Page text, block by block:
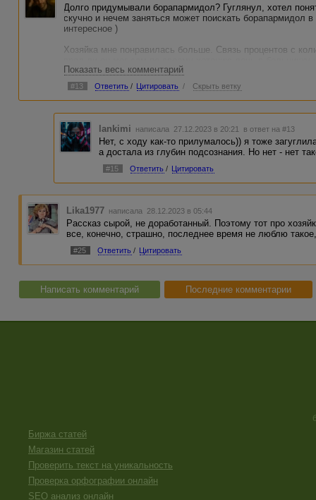
Долго придумывали борапармидол? Гуглянул, хотел
скучно и нечем заняться может поискать борапармидол
интересное )
Хозяйка мне понравилась больше. Связь процентов с
складно, а сам сюжет чуток смущает, простите )
Показать весь комментарий
#13 Ответить / Цитировать / Скрыть ветку
lankimi написала 27.12.2023 в 20:21 в ответ на #13
Нет, с ходу как-то прилумалось)) я тоже
а достала из глубин подсознания. Но нет - нет
#15 Ответить / Цитировать
Lika1977 написала 28.12.2023 в 05:44
Рассказ сырой, не доработанный. Поэтому тот про
все, конечно, страшно, последнее время не люблю
#25 Ответить / Цитировать
Написать комментарий Последние комментарии
Биржа статей
Магазин статей
Проверить текст на уникальность
Проверка орфографии онлайн
SEO анализ онлайн